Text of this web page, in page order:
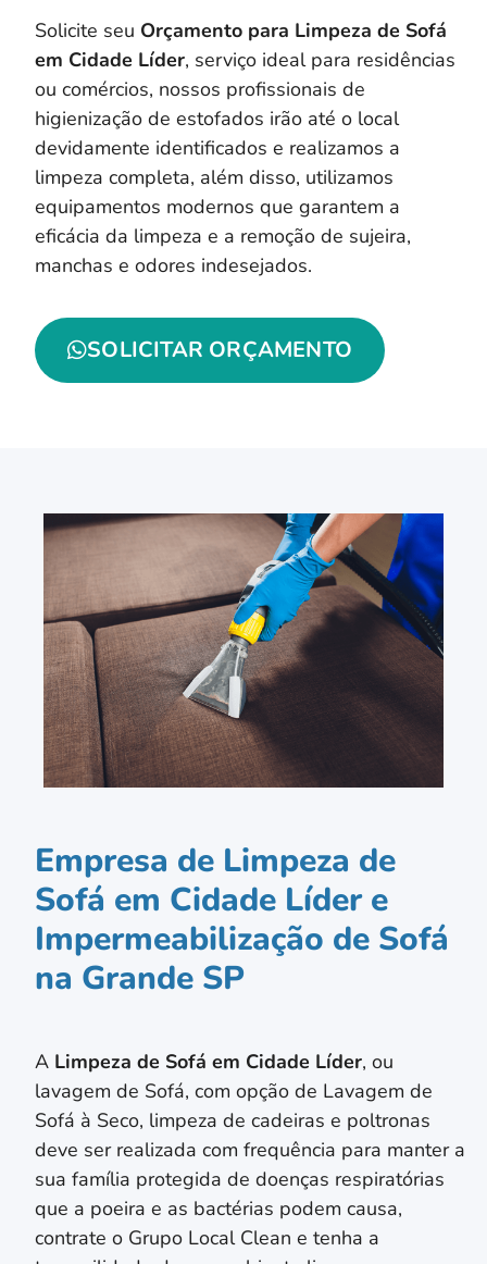
Solicite seu Orçamento para Limpeza de Sofá
em Cidade Líder, serviço ideal para residências
ou comércios, nossos profissionais de
higienização de estofados irão até o local
devidamente identificados e realizamos a
limpeza completa, além disso, utilizamos
equipamentos modernos que garantem a
eficácia da limpeza e a remoção de sujeira,
manchas e odores indesejados.
SOLICITAR ORÇAMENTO
Empresa de Limpeza de
Sofá em Cidade Líder e
Impermeabilização de Sofá
na Grande SP
A Limpeza de Sofá em Cidade Líder, ou
lavagem de Sofá, com opção de Lavagem de
Sofá à Seco, limpeza de cadeiras e poltronas
deve ser realizada com frequência para manter a
sua família protegida de doenças respiratórias
que a poeira e as bactérias podem causa,
contrate o Grupo Local Clean e tenha a